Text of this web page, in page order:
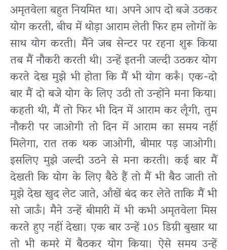
अमृतवेला बहुत नियमित था। अपने आप दो बजे उठकर
योग करती, बीच में थोड़ा आराम लेती फिर हम लोगों के
साथ योग करती। मैंने जब सेन्टर पर रहना शुरू किया
तब मैं नौकरी करती थी। उन्हें इतनी जल्दी उठकर योग
करते देख मुझे भी होता कि मैं भी योग करूँ। एक-दो
बार मैं दो बजे योग के लिए उठी तो उन्होंने मना किया।
कहती थी, मैं तो फिर भी दिन में आराम कर लूँगी, तुम
नौकरी पर जाओगी तो दिन में आराम का समय नहीं
मिलेगा, रात तक थक जाओगी, बीमार पड़ जाओगी।
इसलिए मुझे जल्दी उठने से मना करती। कई बार मैं
देखती कि योग के लिए बैठे हैं तो मैं भी बैठ जाती तो
मुझे देख खुद लेट जाते, आँखें बंद कर लेते ताकि मैं भी
सो जाऊँ। मैने उन्हें बीमारी में भी कभी अमृतवेला मिस
करते हुए नहीं देखा। एक बार उन्हें 105 डिग्री बुखार था
तो भी कमरे में बैठकर योग किया। ऐसे समय उन्हें